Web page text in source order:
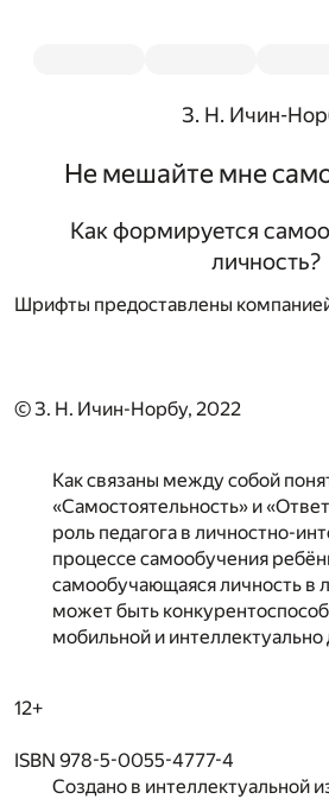
З. Н. Ичин-
Не мешайте мне
Как формируется
личность?
Шрифты предоставлены
© З. Н. Ичин-Норбу, 2022
Как связаны между собой
«Самостоятельность» и
роль педагога в личностно-
процессе самообучения
самообучающаяся личность в
может быть
мобильной и
12+
ISBN 978-5-0055-4777-4
Создано в интеллектуальной